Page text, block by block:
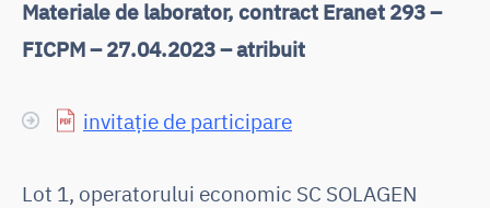
Materiale de laborator, contract Eranet 293 –
FICPM – 27.04.2023 – atribuit
invitație de participare
Lot 1, operatorului economic SC SOLAGEN